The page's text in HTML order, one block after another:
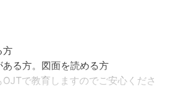
望・ニーズを的確に掴み、最適な製
スし納入するコンサルティングセ
績や1,900社を超える調達先を駆使
きます。
他に類を見ないレベルでの新規開
5分以内
方
ある方。図面を読める方
OJTで教育しますのでご安心くださ